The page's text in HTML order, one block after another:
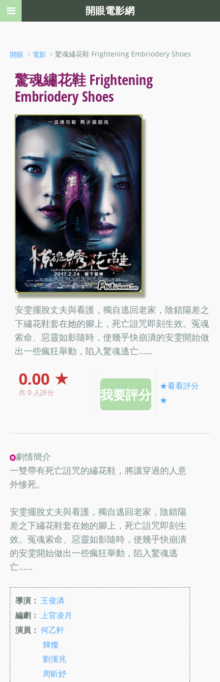
開眼 ﹥ 電影 ﹥驚魂繡花鞋 Frightening Embriodery Shoes
驚魂繡花鞋 Frightening
Embriodery Shoes
安雯擺脫丈夫與看護，獨自逃回老家，陰錯陽差之
下繡花鞋套在她的腳上，死亡詛咒即刻生效。冤魂
索命、惡靈如影隨時，使幾乎快崩潰的安雯開始做
出一些瘋狂舉動，陷入驚魂逃亡……
0.00 ★
共 0 人評分
★看看評分
★
劇情簡介
一雙帶有死亡詛咒的繡花鞋，將讓穿過的人意
外慘死。
安雯擺脫丈夫與看護，獨自逃回老家，陰錯陽
差之下繡花鞋套在她的腳上，死亡詛咒即刻生
效。冤魂索命、惡靈如影隨時，使幾乎快崩潰
的安雯開始做出一些瘋狂舉動，陷入驚魂逃
亡……
導演： 王俊潾
編劇： 上官凌月
演員： 何乙軒
輝燦
劉漢兆
周昕妤
開眼電影網